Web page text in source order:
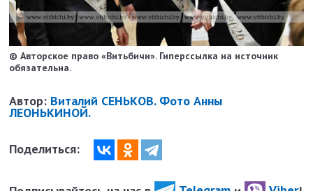
© Авторское право «Витьбичи». Гиперссылка на источник
обязательна.
Автор: Виталий СЕНЬКОВ. Фото Анны
ЛЕОНЬКИНОЙ.
Поделиться: